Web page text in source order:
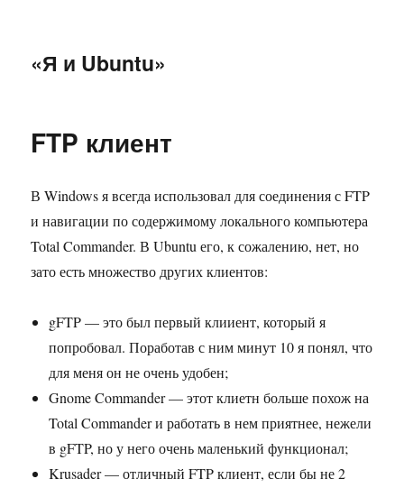
«Я и Ubuntu»
FTP клиент
В Windows я всегда использовал для соединения с FTP
и навигации по содержимому локального компьютера
Total Commander. В Ubuntu его, к сожалению, нет, но
зато есть множество других клиентов:
gFTP — это был первый клииент, который я
попробовал. Поработав с ним минут 10 я понял, что
для меня он не очень удобен;
Gnome Commander — этот клиетн больше похож на
Total Commander и работать в нем приятнее, нежели
в gFTP, но у него очень маленький функционал;
Krusader — отличный FTP клиент, если бы не 2